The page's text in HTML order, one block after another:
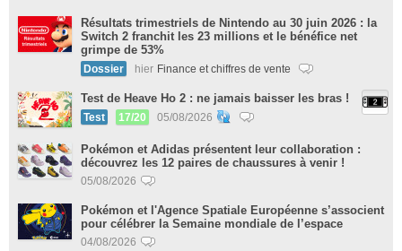
Résultats trimestriels de Nintendo au 30 juin 2026 : la
Switch 2 franchit les 23 millions et le bénéfice net
grimpe de 53%
Dossier hier Finance et chiffres de vente
Test de Heave Ho 2 : ne jamais baisser les bras !
Test 17/20 05/08/2026
Pokémon et Adidas présentent leur collaboration :
découvrez les 12 paires de chaussures à venir !
05/08/2026
Pokémon et l'Agence Spatiale Européenne s’associent
pour célébrer la Semaine mondiale de l’espace
04/08/2026